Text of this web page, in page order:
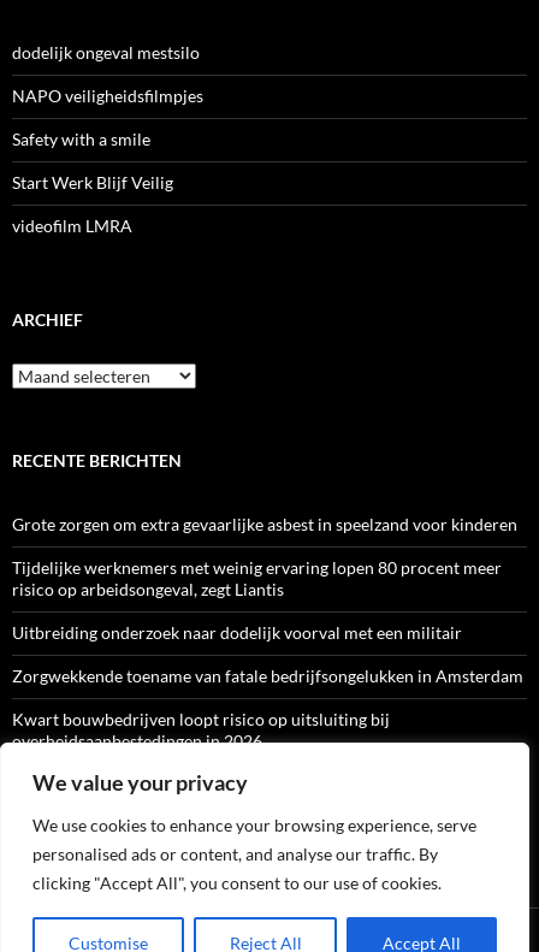
We value your privacy
We use cookies to enhance your browsing experience, serve
personalised ads or content, and analyse our traffic. By
clicking "Accept All", you consent to our use of cookies.
Customise Reject All Accept All
dodelijk ongeval mestsilo
NAPO veiligheidsfilmpjes
Safety with a smile
Start Werk Blijf Veilig
videofilm LMRA
ARCHIEF
Archief
RECENTE BERICHTEN
Grote zorgen om extra gevaarlijke asbest in speelzand voor kinderen
Tijdelijke werknemers met weinig ervaring lopen 80 procent meer
risico op arbeidsongeval, zegt Liantis
Uitbreiding onderzoek naar dodelijk voorval met een militair
Zorgwekkende toename van fatale bedrijfsongelukken in Amsterdam
Kwart bouwbedrijven loopt risico op uitsluiting bij
overheidsaanbestedingen in 2026
ARBO-CATALOGI
Ondersteund door WordPress